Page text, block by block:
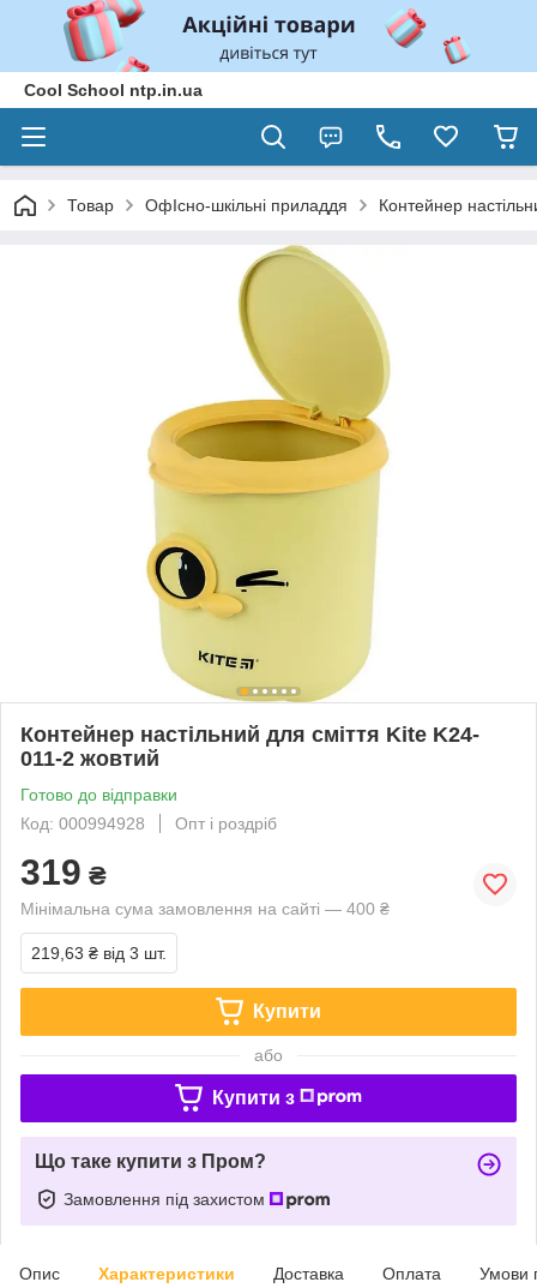
Cool School ntp.in.ua
Товар ОфІсно-шкільні приладдя Контейнер
Контейнер настільний для сміття Kite K24-
011-2 жовтий
Готово до відправки
Код: 000994928
Опт і роздріб
319 ₴
Мінімальна сума замовлення на сайті — 400 ₴
219,63 ₴ від 3 шт.
Купити
або
Купити з
Що таке купити з Пром?
Замовлення під захистом
Опис Характеристики Доставка Оплата Умови